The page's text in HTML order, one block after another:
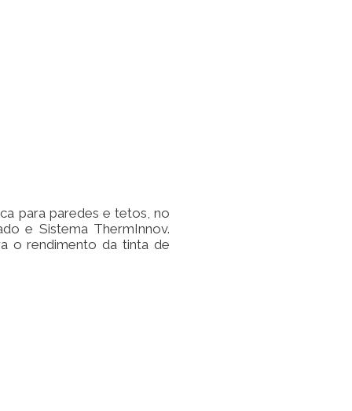
para paredes e tetos, no
e Sistema ThermInnov.
o rendimento da tinta de